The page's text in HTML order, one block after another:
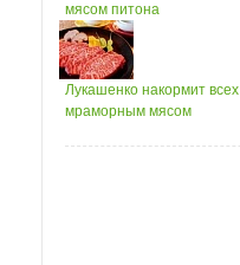
мясом питона
Лукашенко накормит всех
мраморным мясом